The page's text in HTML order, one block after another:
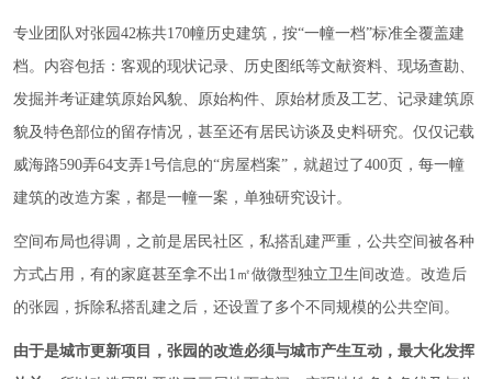
专业团队对张园42栋共170幢历史建筑，按“一幢一档”标准全覆盖建
档。内容包括：客观的现状记录、历史图纸等文献资料、现场查勘、
发掘并考证建筑原始风貌、原始构件、原始材质及工艺、记录建筑原
貌及特色部位的留存情况，甚至还有居民访谈及史料研究。仅仅记载
威海路590弄64支弄1号信息的“房屋档案”，就超过了400页，每一幢
建筑的改造方案，都是一幢一案，单独研究设计。
空间布局也得调，之前是居民社区，私搭乱建严重，公共空间被各种
方式占用，有的家庭甚至拿不出1㎡做微型独立卫生间改造。改造后
的张园，拆除私搭乱建之后，还设置了多个不同规模的公共空间。
由于是城市更新项目，张园的改造必须与城市产生互动，最大化发挥